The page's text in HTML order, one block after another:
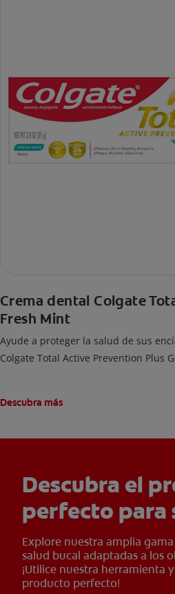
Crema dental Colgate
Fresh Mint
Ayude a proteger la salud de sus
Colgate Total Active Prevention Plus
Descubra más
Descubra el
perfecto para
Explore nuestra amplia
salud bucal adaptadas a los
¡Utilice nuestra herramienta
producto perfecto!